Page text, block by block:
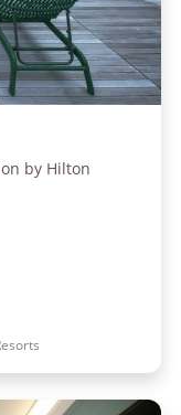
by Hilton